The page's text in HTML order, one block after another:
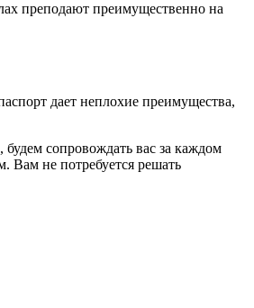
преподают преимущественно на
дает неплохие преимущества,
сопровождать вас за каждом
Вам не потребуется решать